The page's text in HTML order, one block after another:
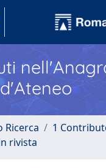
Ricerca
1
rivista